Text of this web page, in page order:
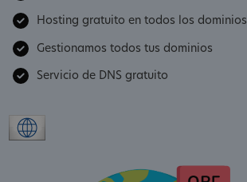
Hosting gratuito en todos los dominios
Gestionamos todos tus dominios
Servicio de DNS gratuito